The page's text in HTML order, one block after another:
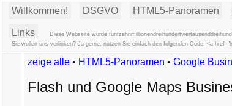
Willkommen! DSGVO HTML5-Panoramen
Links
Diese Webseite wurde
Sie wollen uns verlinken? Ja gerne, nutzen Sie einfach den folgenden Code: <a
zeige alle • HTML5-Panoramen • Google
Flash und Google Maps